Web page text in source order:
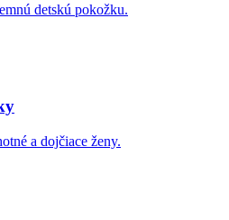
detskú pokožku.
a dojčiace ženy.